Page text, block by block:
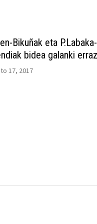
Bikuñak eta P.Labaka-
bidea galanki
17, 2017